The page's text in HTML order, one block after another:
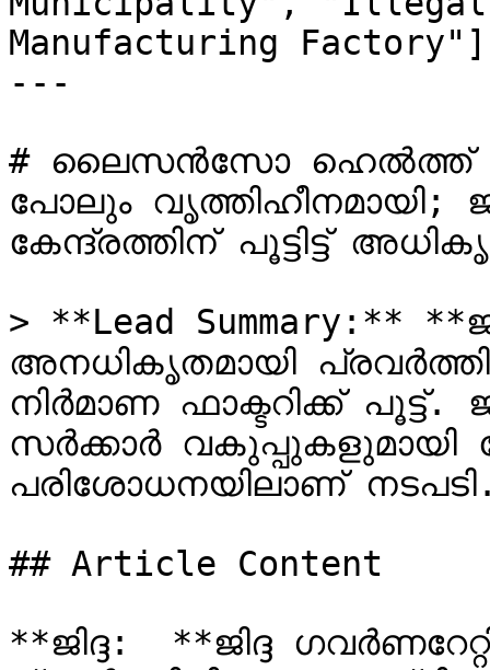
Manufacturing Factory"]
---
# ലൈസൻസോ ഹെൽത്ത്
പോലും വൃത്തിഹീനമായി;
കേന്ദ്രത്തിന് പൂട്ടിട്ട്
> **Lead Summary:**
അനധികൃതമായി
നിർമാണ ഫാക്ടറിക്ക് പൂട്ട്.
സർക്കാർ
പരിശോധനയിലാണ്
## Article Content
**ജി​ദ്ദ: ​ **ജി​ദ്ദ